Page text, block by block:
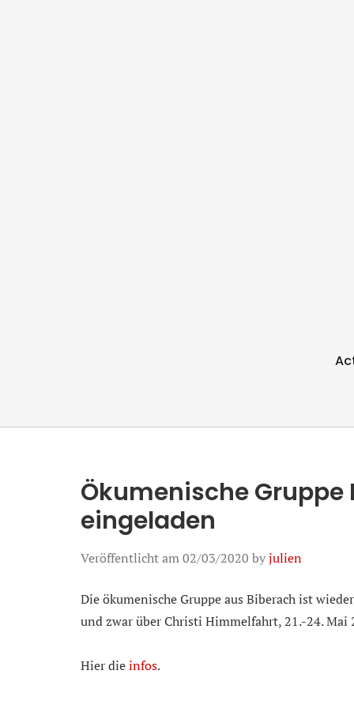
Ökumenische
eingeladen
Veröffentlicht am02/03/2020 byjulien
Die ökumenische Gruppe aus Biberach ist
und zwar über Christi Himmelfahrt, 21.-24. Mai
Hier dieinfos.